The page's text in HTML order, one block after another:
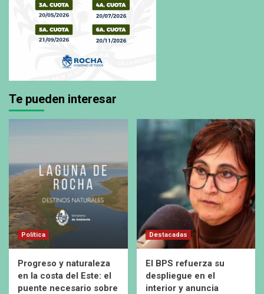
Te pueden interesar
Política
Progreso y naturaleza
en la costa del Este: el
puente necesario sobre
Destacadas
El BPS refuerza su
despliegue en el
interior y anuncia